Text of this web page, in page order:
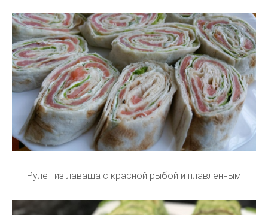
Рулет из лаваша с красной рыбой и плавленным